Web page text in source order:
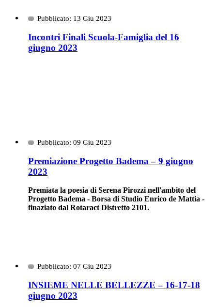
Pubblicato: 13 Giu 2023
Incontri Finali Scuola-Famiglia del 16
giugno 2023
Pubblicato: 09 Giu 2023
Premiazione Progetto Badema – 9 giugno
2023
Premiata la poesia di Serena Pirozzi nell'ambito del
Progetto Badema - Borsa di Studio Enrico de Mattia -
finaziato dal Rotaract Distretto 2101.
Pubblicato: 07 Giu 2023
INSIEME NELLE BELLEZZE – 16-17-18
giugno 2023